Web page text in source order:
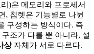
)은 메모리와 프로세서
, 칩렛은 기능별로 나뉜
구성하는 방식이다. 즉
조가 다를 뿐 아니라, 설
상 자체가 서로 다르다.